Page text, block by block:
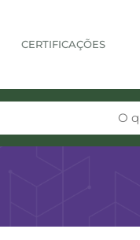
CERTIFICAÇÕES